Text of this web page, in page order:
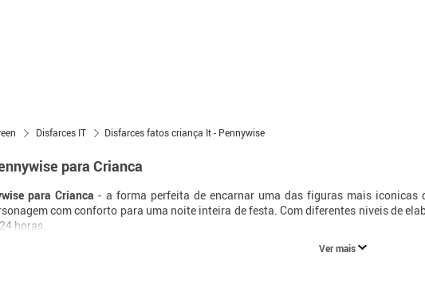
Disfarces IT Disfarces fatos criança It - Pennywise
para Crianca
para Crianca - a forma perfeita de encarnar uma das figuras mais iconicas
com conforto para uma noite inteira de festa. Com diferentes niveis de
horas.
Ver mais